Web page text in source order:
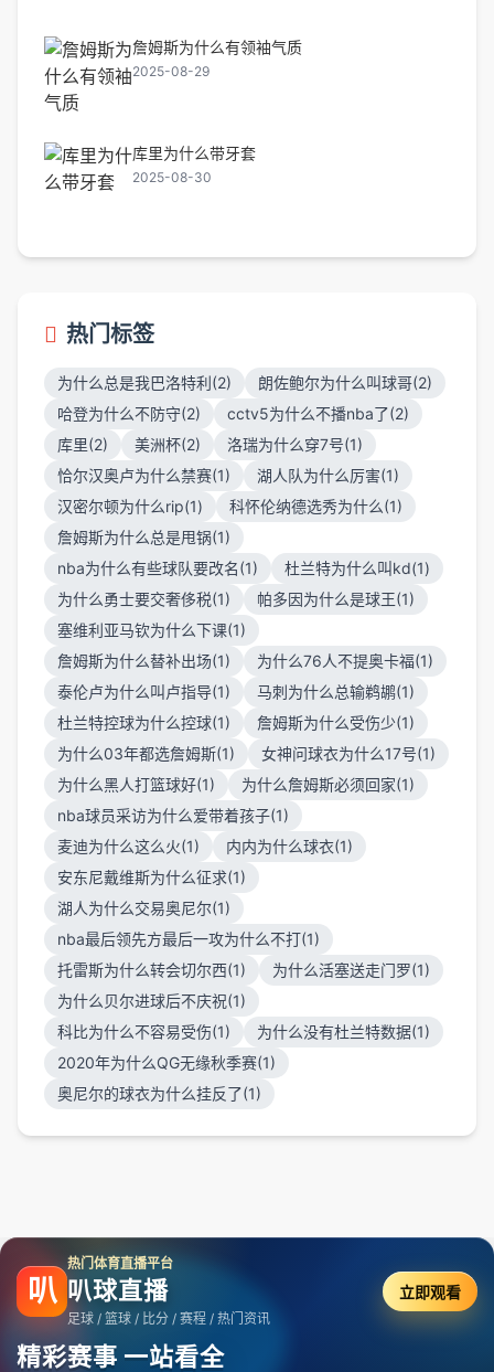
詹姆斯为什么有领袖气质
2025-08-29
库里为什么带牙套
2025-08-30
热门标签
为什么总是我巴洛特利(2)
朗佐鲍尔为什么叫球哥(2)
哈登为什么不防守(2)
cctv5为什么不播nba了(2)
库里(2)
美洲杯(2)
洛瑞为什么穿7号(1)
恰尔汉奥卢为什么禁赛(1)
湖人队为什么厉害(1)
汉密尔顿为什么rip(1)
科怀伦纳德选秀为什么(1)
詹姆斯为什么总是甩锅(1)
nba为什么有些球队要改名(1)
杜兰特为什么叫kd(1)
为什么勇士要交奢侈税(1)
帕多因为什么是球王(1)
塞维利亚马钦为什么下课(1)
詹姆斯为什么替补出场(1)
为什么76人不提奥卡福(1)
泰伦卢为什么叫卢指导(1)
马刺为什么总输鹈鹕(1)
杜兰特控球为什么控球(1)
詹姆斯为什么受伤少(1)
为什么03年都选詹姆斯(1)
女神问球衣为什么17号(1)
为什么黑人打篮球好(1)
为什么詹姆斯必须回家(1)
nba球员采访为什么爱带着孩子(1)
麦迪为什么这么火(1)
内内为什么球衣(1)
安东尼戴维斯为什么征求(1)
湖人为什么交易奥尼尔(1)
nba最后领先方最后一攻为什么不打(1)
托雷斯为什么转会切尔西(1)
为什么活塞送走门罗(1)
为什么贝尔进球后不庆祝(1)
科比为什么不容易受伤(1)
为什么没有杜兰特数据(1)
2020年为什么QG无缘秋季赛(1)
奥尼尔的球衣为什么挂反了(1)
叭
热门体育直播平台
叭球直播
足球 / 篮球 / 比分 / 赛程 / 热门资讯
精彩赛事 一站看全
立即观看